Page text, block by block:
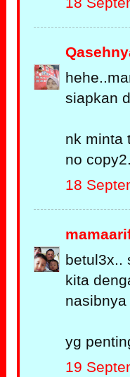
siapkan
nk minta
no
18
betul3x..
kita
nasibnya
yg
19